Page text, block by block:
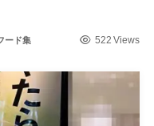
ード集 522 Views